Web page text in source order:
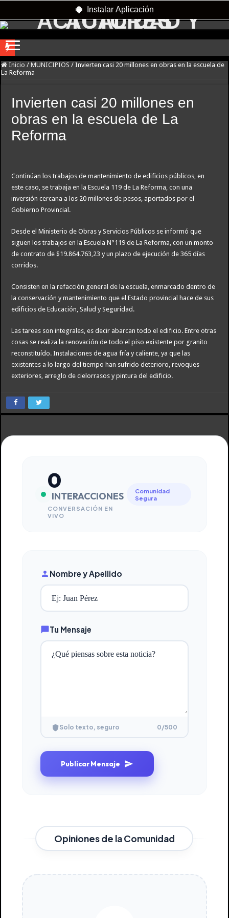
Instalar Aplicación
River lo descartó y el pibe Jaime brilla en Peñarol de Montevideo: «¿Nos dieron
Camilota presentó a su nueva novia y contó su historia de amor: «Hoy, por fin,
Franco Mastantuono se fue de Real Madrid y en Italia lo recibió una multitud:
Franco Colapinto denunció que fue víctima de un robo en Italia: «Quién
La Cámara de Casación confirmó el procesamiento de Julio de Vido y su
Pedradas, corridas y detenidos frente al Congreso en la marcha contra la Ley de
La contundente respuesta de Benegas Lynch a una senadora K que quiso
Inicio / MUNICIPIOS / Invierten casi 20 millones en obras en la escuela de
La Reforma
Invierten casi 20 millones en
obras en la escuela de La
Reforma
Continúan los trabajos de mantenimiento de edificios públicos, en
este caso, se trabaja en la Escuela 119 de La Reforma, con una
inversión cercana a los 20 millones de pesos, aportados por el
Gobierno Provincial.
Desde el Ministerio de Obras y Servicios Públicos se informó que
siguen los trabajos en la Escuela N°119 de La Reforma, con un monto
de contrato de $19.864.763,23 y un plazo de ejecución de 365 días
corridos.
Consisten en la refacción general de la escuela, enmarcado dentro de
la conservación y mantenimiento que el Estado provincial hace de sus
edificios de Educación, Salud y Seguridad.
Las tareas son integrales, es decir abarcan todo el edificio. Entre otras
cosas se realiza la renovación de todo el piso existente por granito
reconstituído. Instalaciones de agua fría y caliente, ya que las
existentes a lo largo del tiempo han sufrido deterioro, revoques
exteriores, arreglo de cielorrasos y pintura del edificio.
0
INTERACCIONES
CONVERSACIÓN EN
VIVO
Comunidad
Segura
Nombre y Apellido
Tu Mensaje
Solo texto, seguro 0/500
Publicar Mensaje
Opiniones de la Comunidad